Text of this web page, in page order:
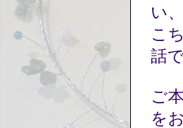
い
こ
話
ご
を